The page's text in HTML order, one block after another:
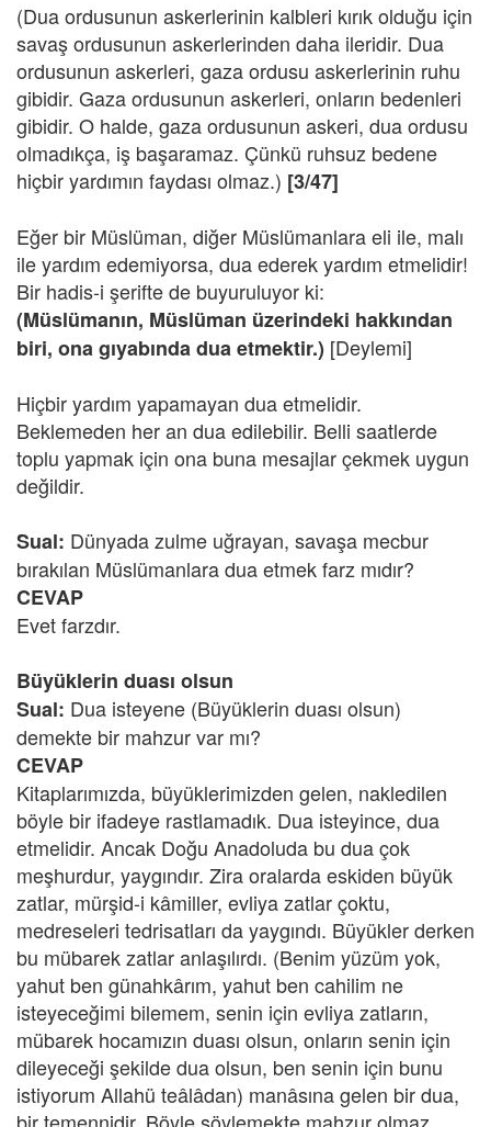
(Dua ordusunun askerlerinin kalbleri kırık olduğu için
savaş ordusunun askerlerinden daha ileridir. Dua
ordusunun askerleri, gaza ordusu askerlerinin ruhu
gibidir. Gaza ordusunun askerleri, onların bedenleri
gibidir. O halde, gaza ordusunun askeri, dua ordusu
olmadıkça, iş başaramaz. Çünkü ruhsuz bedene
hiçbir yardımın faydası olmaz.) [3/47]
Eğer bir Müslüman, diğer Müslümanlara eli ile, malı
ile yardım edemiyorsa, dua ederek yardım etmelidir!
Bir hadis-i şerifte de buyuruluyor ki:
(Müslümanın, Müslüman üzerindeki hakkından
biri, ona gıyabında dua etmektir.) [Deylemi]
Hiçbir yardım yapamayan dua etmelidir.
Beklemeden her an dua edilebilir. Belli saatlerde
toplu yapmak için ona buna mesajlar çekmek uygun
değildir.
Sual: Dünyada zulme uğrayan, savaşa mecbur
bırakılan Müslümanlara dua etmek farz mıdır?
CEVAP
Evet farzdır.
Büyüklerin duası olsun
Sual: Dua isteyene (Büyüklerin duası olsun)
demekte bir mahzur var mı?
CEVAP
Kitaplarımızda, büyüklerimizden gelen, nakledilen
böyle bir ifadeye rastlamadık. Dua isteyince, dua
etmelidir. Ancak Doğu Anadoluda bu dua çok
meşhurdur, yaygındır. Zira oralarda eskiden büyük
zatlar, mürşid-i kâmiller, evliya zatlar çoktu,
medreseleri tedrisatları da yaygındı. Büyükler derken
bu mübarek zatlar anlaşılırdı. (Benim yüzüm yok,
yahut ben günahkârım, yahut ben cahilim ne
isteyeceğimi bilemem, senin için evliya zatların,
mübarek hocamızın duası olsun, onların senin için
dileyeceği şekilde dua olsun, ben senin için bunu
istiyorum Allahü teâlâdan) manâsına gelen bir dua,